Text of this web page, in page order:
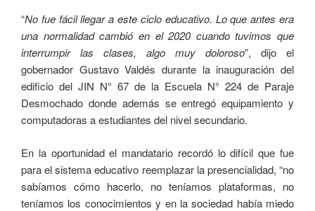
“No fue fácil llegar a este ciclo educativo. Lo que antes era
una normalidad cambió en el 2020 cuando tuvimos que
interrumpir las clases, algo muy doloroso”, dijo el
gobernador Gustavo Valdés durante la inauguración del
edificio del JIN N° 67 de la Escuela N° 224 de Paraje
Desmochado donde además se entregó equipamiento y
computadoras a estudiantes del nivel secundario.
En la oportunidad el mandatario recordó lo difícil que fue
para el sistema educativo reemplazar la presencialidad, “no
sabíamos cómo hacerlo, no teníamos plataformas, no
teníamos los conocimientos y en la sociedad había miedo